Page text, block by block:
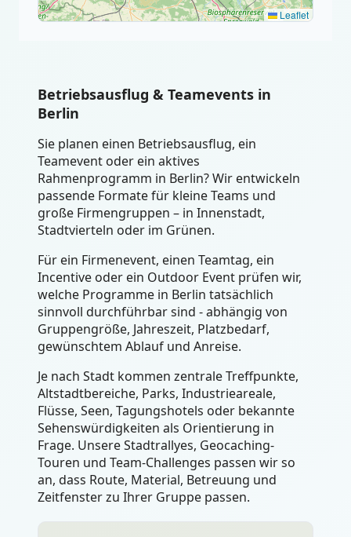
Leaflet
Betriebsausflug & Teamevents in
Berlin
Sie planen einen Betriebsausflug, ein
Teamevent oder ein aktives
Rahmenprogramm in Berlin? Wir entwickeln
passende Formate für kleine Teams und
große Firmengruppen – in Innenstadt,
Stadtvierteln oder im Grünen.
Für ein Firmenevent, einen Teamtag, ein
Incentive oder ein Outdoor Event prüfen wir,
welche Programme in Berlin tatsächlich
sinnvoll durchführbar sind - abhängig von
Gruppengröße, Jahreszeit, Platzbedarf,
gewünschtem Ablauf und Anreise.
Je nach Stadt kommen zentrale Treffpunkte,
Altstadtbereiche, Parks, Industrieareale,
Flüsse, Seen, Tagungshotels oder bekannte
Sehenswürdigkeiten als Orientierung in
Frage. Unsere Stadtrallyes, Geocaching-
Touren und Team-Challenges passen wir so
an, dass Route, Material, Betreuung und
Zeitfenster zu Ihrer Gruppe passen.